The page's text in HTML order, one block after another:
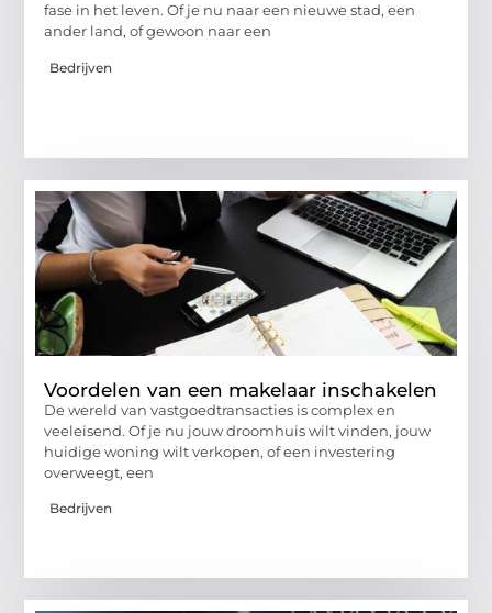
fase in het leven. Of je nu naar een nieuwe stad, een
ander land, of gewoon naar een
Bedrijven
Voordelen van een makelaar inschakelen
De wereld van vastgoedtransacties is complex en
veeleisend. Of je nu jouw droomhuis wilt vinden, jouw
huidige woning wilt verkopen, of een investering
overweegt, een
Bedrijven